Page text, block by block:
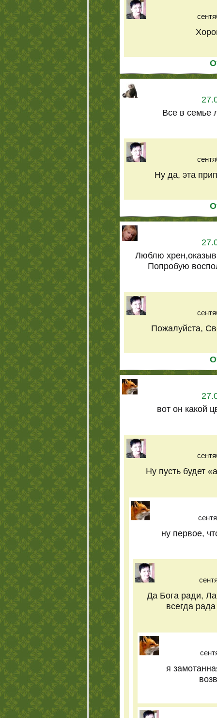
Все в семье
Ну да, эта
Люблю
Попробую
Пожалуйста,
вот он какой
Ну пусть будет
ну первое,
Да Бога ради,
всегда
я